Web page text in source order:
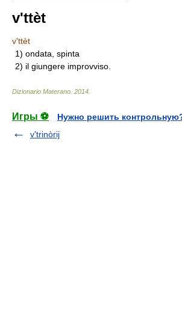
v'ttèt
v'ttèt
1) ondata, spinta
2) il giungere improvviso.
Dizionario Materano 2014
Игры ⚽
Нужно решить
v'trinòrij